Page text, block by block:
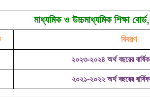
মাধ্যমিক ও উচ্চমাধ্যমিক শিক্ষা
বিবরণ
২০২৩-২০২৪ অর্থ বছরের বার্ষিক
২০২১-২০২২ অর্থ বছরের বার্ষিক